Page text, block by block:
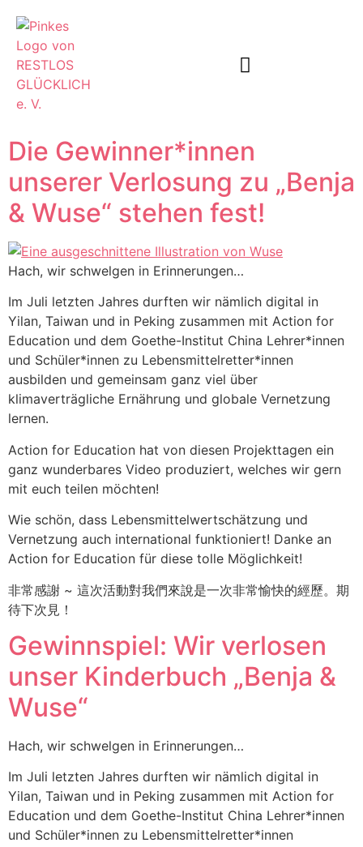
Die Gewinner*innen
unserer Verlosung zu „Benja
& Wuse“ stehen fest!
Hach, wir schwelgen in Erinnerungen…
Im Juli letzten Jahres durften wir nämlich digital in
Yilan, Taiwan und in Peking zusammen mit Action for
Education und dem Goethe-Institut China Lehrer*innen
und Schüler*innen zu Lebensmittelretter*innen
ausbilden und gemeinsam ganz viel über
klimaverträgliche Ernährung und globale Vernetzung
lernen.
Action for Education hat von diesen Projekttagen ein
ganz wunderbares Video produziert, welches wir gern
mit euch teilen möchten!
Wie schön, dass Lebensmittelwertschätzung und
Vernetzung auch international funktioniert! Danke an
Action for Education für diese tolle Möglichkeit!
非常感謝 ~ 這次活動對我們來說是一次非常愉快的經歷。期
待下次見！
Gewinnspiel: Wir verlosen
unser Kinderbuch „Benja &
Wuse“
Hach, wir schwelgen in Erinnerungen…
Im Juli letzten Jahres durften wir nämlich digital in
Yilan, Taiwan und in Peking zusammen mit Action for
Education und dem Goethe-Institut China Lehrer*innen
und Schüler*innen zu Lebensmittelretter*innen